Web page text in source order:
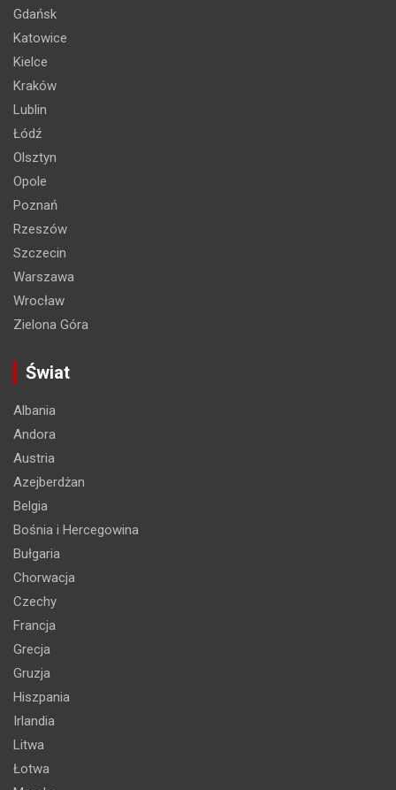
Gdańsk
Katowice
Kielce
Kraków
Lublin
Łódź
Olsztyn
Opole
Poznań
Rzeszów
Szczecin
Warszawa
Wrocław
Zielona Góra
Świat
Albania
Andora
Austria
Azejberdżan
Belgia
Bośnia i Hercegowina
Bułgaria
Chorwacja
Czechy
Francja
Grecja
Gruzja
Hiszpania
Irlandia
Litwa
Łotwa